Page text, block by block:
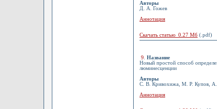
Авторы
Д. А. Гожев
Аннотация
Скачать статью 0.27 Мб (.pdf)
9
Название
Новый простой способ
люминесценции
Авторы
С. В. Кривохижа, М. Р. Купов,
Аннотация